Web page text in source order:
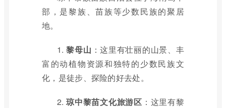
部，是黎族、苗族等少数民族的聚居
地。
1.黎母山 ：这里有壮丽的山景、丰
富的动植物资源和独特的少数民族文
化，是徒步、探险的好去处。
2.琼中黎苗文化旅游区 ：这里有黎